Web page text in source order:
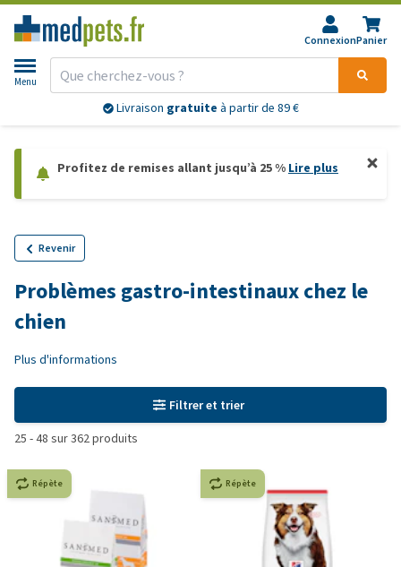
ConnexionPanier
Menu
Livraison gratuite à partir de 89 €
Profitez de remises allant jusqu’à 25 % Lire plus
Revenir
Problèmes gastro-intestinaux chez le
chien
Plus d'informations
Filtrer et trier
25 -48 sur362produits
Répète Répète